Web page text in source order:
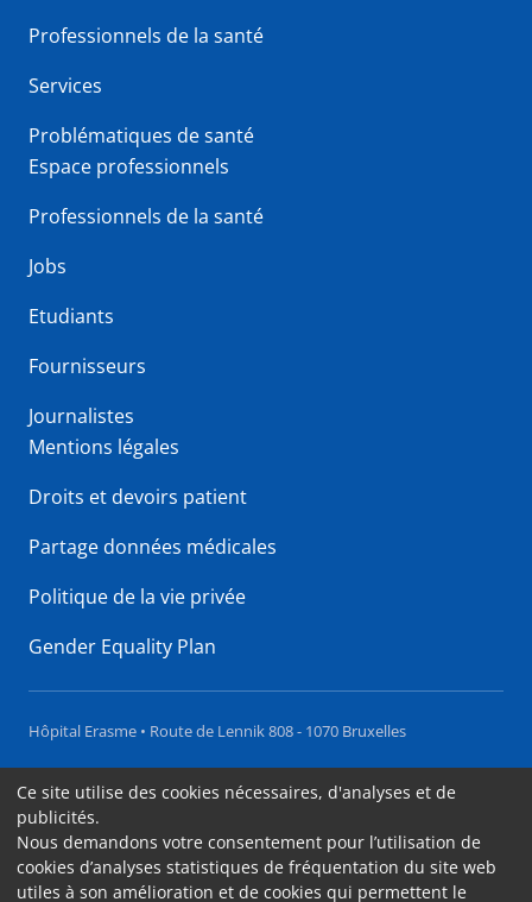
Professionnels de la santé
Services
Problématiques de santé
Espace professionnels
Professionnels de la santé
Jobs
Etudiants
Fournisseurs
Journalistes
Mentions légales
Droits et devoirs patient
Partage données médicales
Politique de la vie privée
Gender Equality Plan
Hôpital Erasme • Route de Lennik 808 - 1070 Bruxelles
Accessibilité
Contact
Cookies
Ce site utilise des cookies nécessaires, d'analyses et de
publicités.
Nous demandons votre consentement pour l’utilisation de
cookies d’analyses statistiques de fréquentation du site web
utiles à son amélioration et de cookies qui permettent le